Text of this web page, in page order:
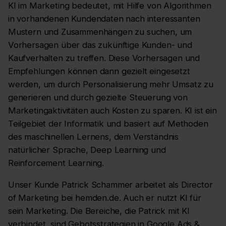
KI im Marketing bedeutet, mit Hilfe von Algorithmen
in vorhandenen Kundendaten nach interessanten
Mustern und Zusammenhängen zu suchen, um
Vorhersagen über das zukünftige Kunden- und
Kaufverhalten zu treffen. Diese Vorhersagen und
Empfehlungen können dann gezielt eingesetzt
werden, um durch Personalisierung mehr Umsatz zu
generieren und durch gezielte Steuerung von
Marketingaktivitäten auch Kosten zu sparen. KI ist ein
Teilgebiet der Informatik und basiert auf Methoden
des maschinellen Lernens, dem Verständnis
natürlicher Sprache, Deep Learning und
Reinforcement Learning.
Unser Kunde Patrick Schammer arbeitet als Director
of Marketing bei hemden.de. Auch er nutzt KI für
sein Marketing. Die Bereiche, die Patrick mit KI